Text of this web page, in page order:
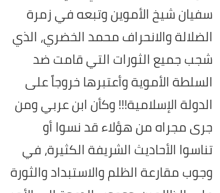
سفيان شيخ الأموين وتبعه في زمرة
الضلالة والانحراف محمد الخضري، الذي
شجب جميع الثورات التي قامت ضد
السلطة الأموية وأعتبرها خروجاً على
الدولة الإسلامية!!! وكأن ابن عربي ومن
جرى مجراه من هؤلاء قد نسوا أو
تناسوا الأحاديث الشريفة الكثيرة، في
وجوب مقارعة الظلم والاستبداد والثورة